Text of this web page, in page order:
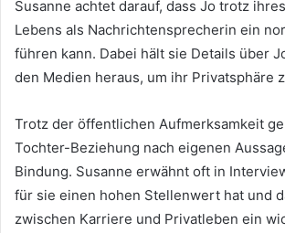
Susanne achtet darauf, dass Jo trotz
Lebens als Nachrichtensprecherin ein
führen kann. Dabei hält sie Details über
den Medien heraus, um ihr Privatsphäre
Trotz der öffentlichen Aufmerksamkeit
Tochter-Beziehung nach eigenen
Bindung. Susanne erwähnt oft in
für sie einen hohen Stellenwert hat und
zwischen Karriere und Privatleben ein